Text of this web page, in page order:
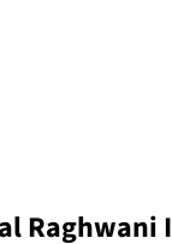
Raghwani